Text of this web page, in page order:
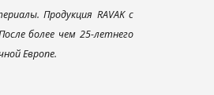
Продукция RAVAK с
более чем 25-летнего
Европе.